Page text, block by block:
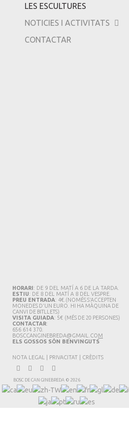
LES ESCULTURES
NOTICIES I ACTIVITATS
CONTACTAR
HORARI: DE 9 DEL MATÍ A 6 DE LA TARDA.
ESTIU: DE 8 DEL MATÍ A 8 DEL VESPRE.
PREU ENTRADA: 4€. (NOMÉS S'ACCEPTEN
MONEDES D'UN EURO. HI HA MÀQUINA DE
CANVI DE BITLLETS)
VISITA GUIADA: 5€ (MÉS DE 20 PERSONES)
CONTACTAR:
656 614 370.
BOSCCANGINEBREDA@GMAIL.COM
ELS GOSSOS SÓN BENVINGUTS
NOTA LEGAL PRIVACITAT CRÈDITS
BOSC DE CAN GINEBREDA © 2026